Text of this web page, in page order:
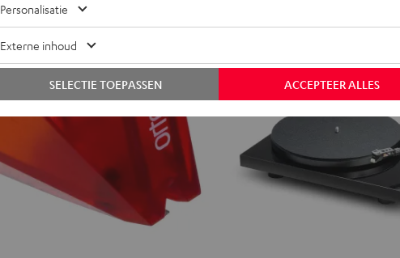
Personalisatie
Externe inhoud
ACCEPTEER ALLES
SELECTIE TOEPASSEN